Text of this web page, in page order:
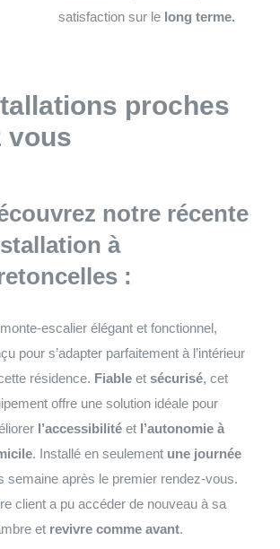
satisfaction sur le long terme.
proches
vous
notre récente
à
:
escalier élégant et fonctionnel,
pour s’adapter parfaitement à l’intérieur
résidence. Fiable etsécurisé, cet
offre une solution idéale pour
l’accessibilité et l’autonomie à
. Installé en seulement une journée
semaine après le premier rendez-vous.
client a pu accéder de nouveau à sa
et revivre comme avant.